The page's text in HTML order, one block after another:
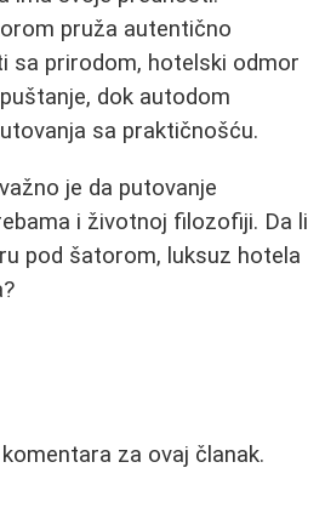
pruža autentično
sa prirodom, hotelski odmor
dok autodom
sa praktičnošću.
je da putovanje
i životnoj filozofiji. Da li
pod šatorom, luksuz hotela
za ovaj članak.